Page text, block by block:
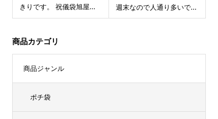
きりです。 祝儀袋旭屋...
週末なので人通り多いで...
商品カテゴリ
商品ジャンル
ポチ袋